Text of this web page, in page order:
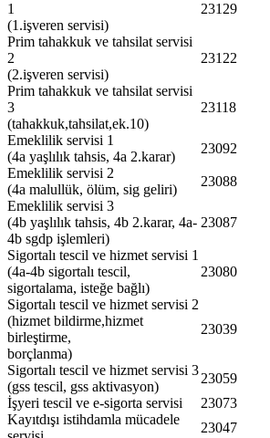
1
(1.işveren servisi)
23129
Prim tahakkuk ve tahsilat servisi
2
(2.işveren servisi)
23122
Prim tahakkuk ve tahsilat servisi
3
(tahakkuk,tahsilat,ek.10)
23118
Emeklilik servisi 1
(4a yaşlılık tahsis, 4a 2.karar)
23092
Emeklilik servisi 2
(4a malullük, ölüm, sig geliri)
23088
Emeklilik servisi 3
(4b yaşlılık tahsis, 4b 2.karar, 4a-
4b sgdp işlemleri)
23087
Sigortalı tescil ve hizmet servisi 1
(4a-4b sigortalı tescil,
sigortalama, isteğe bağlı)
23080
Sigortalı tescil ve hizmet servisi 2
(hizmet bildirme,hizmet
birleştirme,
borçlanma)
23039
Sigortalı tescil ve hizmet servisi 3
(gss tescil, gss aktivasyon)
23059
İşyeri tescil ve e-sigorta servisi
23073
Kayıtdışı istihdamla mücadele
23047